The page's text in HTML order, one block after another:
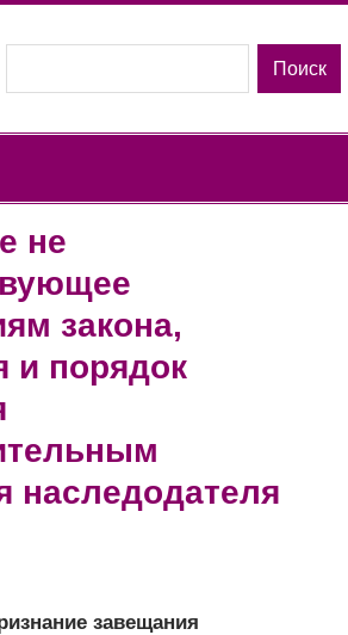
Поиск
не
закона,
и порядок
наследодателя
завещания